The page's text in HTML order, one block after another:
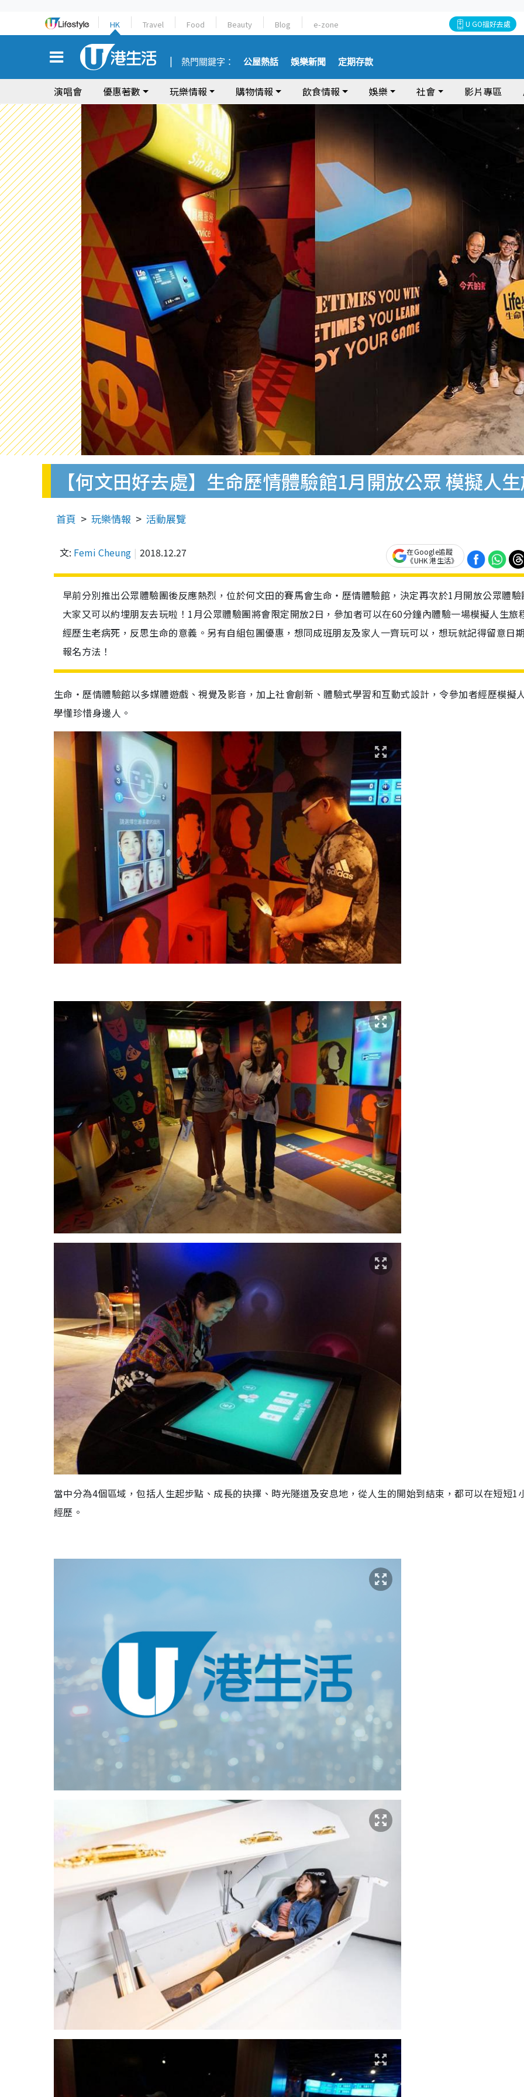
HK Travel Food Beauty Blog e-zone U GO搵好去處
熱門關鍵字： 公屋熱話 娛樂新聞 定期存款
演唱會 優惠著數 玩樂情報 購物情報 飲食情報 娛樂 社會 影片專區
【何文田好去處】生命歷情體驗館1月開放公眾 模擬人
首頁 玩樂情報 活動展覽
文: Femi Cheung 2018.12.27
在Google追蹤
《UHK 港生活》
早前分別推出公眾體驗團後反應熱烈，位於何文田的賽馬會生命‧歷情體驗館，決定再次於1月開放公眾體驗
大家又可以約埋朋友去玩啦！1月公眾體驗團將會限定開放2日，參加者可以在60分鐘內體驗一場模擬人生旅
經歷生老病死，反思生命的意義。另有自組包團優惠，想同成班朋友及家人一齊玩可以，想玩就記得留意日
報名方法！
生命 ‧歷情體驗館以多媒體遊戲、視覺及影音，加上社會創新、體驗式學習和互動式設計，令參加者經歷模擬
學懂珍惜身邊人 。
當中分為4個區域，包括人生起步點、成長的抉擇、時光隧道及安息地，從人生的開始到結束，都可以在短短1
經歷 。